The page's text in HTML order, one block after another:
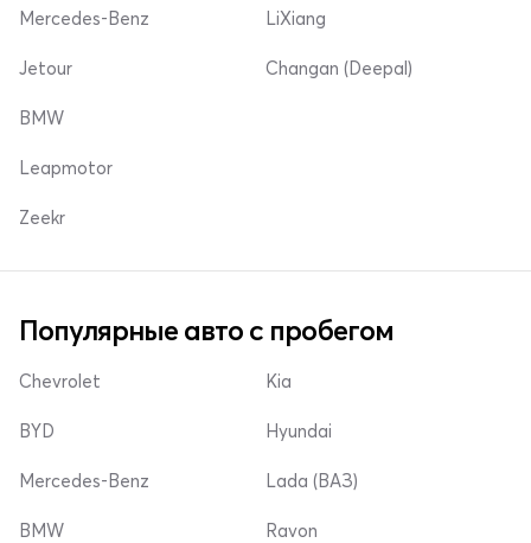
Mercedes-Benz
Jetour
LiXiang
Changan (Deepal)
BMW
Leapmotor
Zeekr
Популярные авто с пробегом
Chevrolet
BYD
Mercedes-Benz
Kia
Hyundai
Lada (ВАЗ)
BMW Ravon